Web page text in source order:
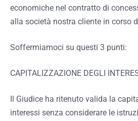
economiche nel contratto di
alla società nostra cliente in corso
Soffermiamoci su questi 3 punti:
CAPITALIZZAZIONE DEGLI
Il Giudice ha ritenuto valida la
interessi senza considerare le